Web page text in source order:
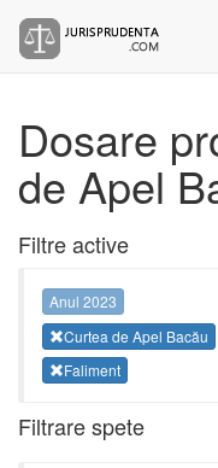
Dosare
de Apel
Filtre active
Anul 2023
Curtea de Apel Bacău
Faliment
Filtrare spete